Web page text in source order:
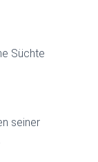
Süchte
seiner